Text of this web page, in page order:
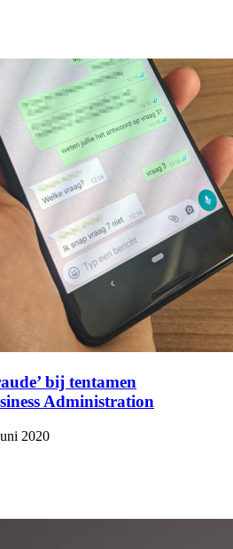
bij tentamen
Administration
2020